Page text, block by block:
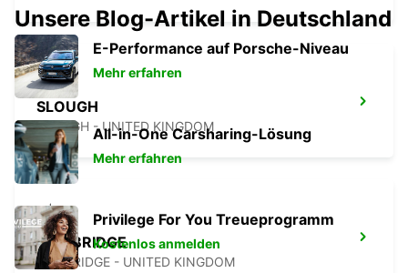
SLOUGH
SLOUGH - UNITED KINGDOM
CAMBRIDGE
CAMBRIDGE - UNITED KINGDOM
Unsere Blog-Artikel in Deutschland
E-Performance auf Porsche-Niveau
Mehr erfahren
All-in-One Carsharing-Lösung
Mehr erfahren
Privilege For You Treueprogramm
Kostenlos anmelden